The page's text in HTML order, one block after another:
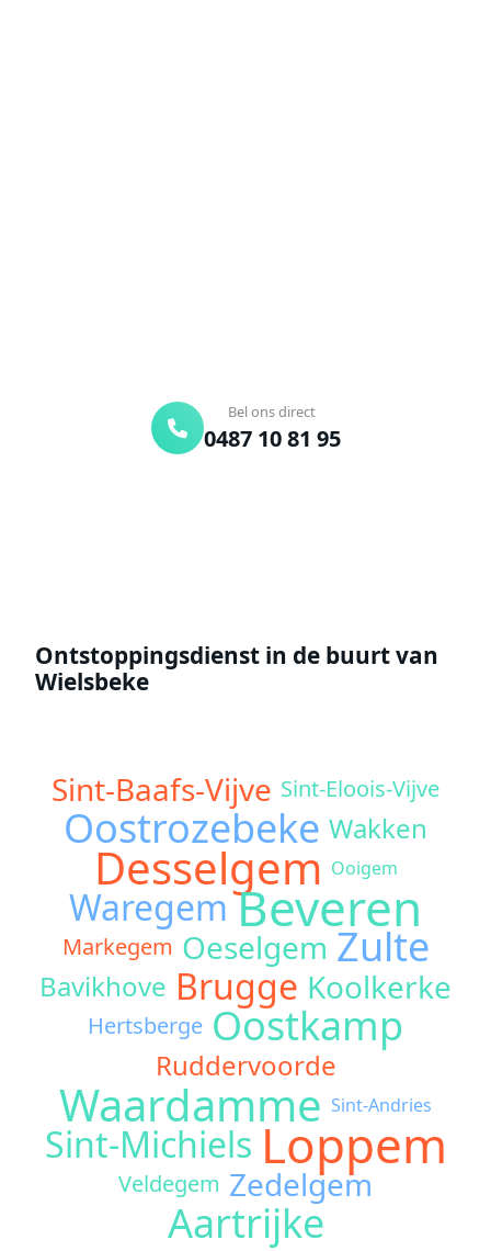
Bel ons direct
0487 10 81 95
Ontstoppingsdienst in de buurt van
Wielsbeke
Sint-Baafs-Vijve Sint-Eloois-Vijve
Oostrozebeke Wakken
Desselgem Ooigem
Waregem Beveren
Markegem Oeselgem Zulte
Bavikhove Brugge Koolkerke
Hertsberge Oostkamp
Ruddervoorde
Waardamme Sint-Andries
Sint-MichielsLoppem
Veldegem Zedelgem
Aartrijke